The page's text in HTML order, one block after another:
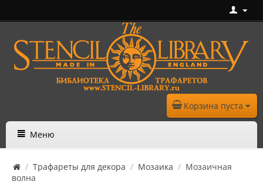
Корзина пуста
Меню
/ Трафареты для декора / Мозаика / Мозаичная
волна